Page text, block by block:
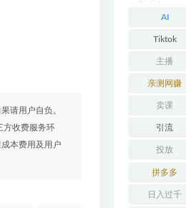
请用户自负。
方收费服务环
本费用及用户
AI
Tiktok
主播
亲测网赚
卖课
引流
投放
拼多多
日入过千